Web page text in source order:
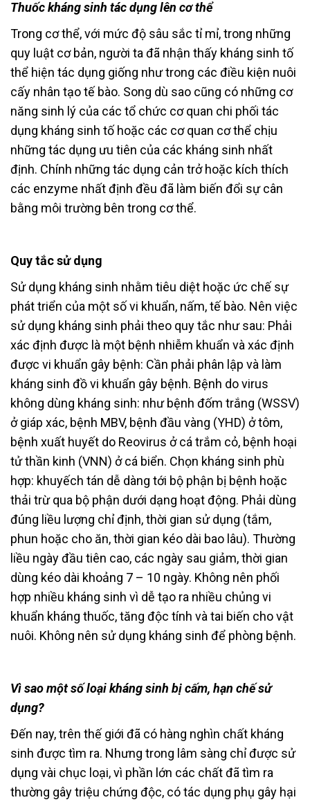
Thuốc kháng sinh tác dụng lên cơ thể
Trong cơ thể, với mức độ sâu sắc tỉ mỉ, trong những
quy luật cơ bản, người ta đã nhận thấy kháng sinh tố
thể hiện tác dụng giống như trong các điều kiện nuôi
cấy nhân tạo tế bào. Song dù sao cũng có những cơ
năng sinh lý của các tổ chức cơ quan chi phối tác
dụng kháng sinh tố hoặc các cơ quan cơ thể chịu
những tác dụng ưu tiên của các kháng sinh nhất
định. Chính những tác dụng cản trở hoặc kích thích
các enzyme nhất định đều đã làm biến đổi sự cân
bằng môi trường bên trong cơ thể.
Quy tắc sử dụng
Sử dụng kháng sinh nhằm tiêu diệt hoặc ức chế sự
phát triển của một số vi khuẩn, nấm, tế bào. Nên việc
sử dụng kháng sinh phải theo quy tắc như sau: Phải
xác định được là một bệnh nhiễm khuẩn và xác định
được vi khuẩn gây bệnh: Cần phải phân lập và làm
kháng sinh đồ vi khuẩn gây bệnh. Bệnh do virus
không dùng kháng sinh: như bệnh đốm trắng (WSSV)
ở giáp xác, bệnh MBV, bệnh đầu vàng (YHD) ở tôm,
bệnh xuất huyết do Reovirus ở cá trắm cỏ, bệnh hoại
tử thần kinh (VNN) ở cá biển. Chọn kháng sinh phù
hợp: khuyếch tán dễ dàng tới bộ phận bị bệnh hoặc
thải trừ qua bộ phận dưới dạng hoạt động. Phải dùng
đúng liều lượng chỉ định, thời gian sử dụng (tắm,
phun hoặc cho ăn, thời gian kéo dài bao lâu). Thường
liều ngày đầu tiên cao, các ngày sau giảm, thời gian
dùng kéo dài khoảng 7 – 10 ngày. Không nên phối
hợp nhiều kháng sinh vì dễ tạo ra nhiều chủng vi
khuẩn kháng thuốc, tăng độc tính và tai biến cho vật
nuôi. Không nên sử dụng kháng sinh để phòng bệnh.
Vì sao một số loại kháng sinh bị cấm, hạn chế sử
dụng?
Đến nay, trên thế giới đã có hàng nghìn chất kháng
sinh được tìm ra. Nhưng trong lâm sàng chỉ được sử
dụng vài chục loại, vì phần lớn các chất đã tìm ra
thường gây triệu chứng độc, có tác dụng phụ gây hại